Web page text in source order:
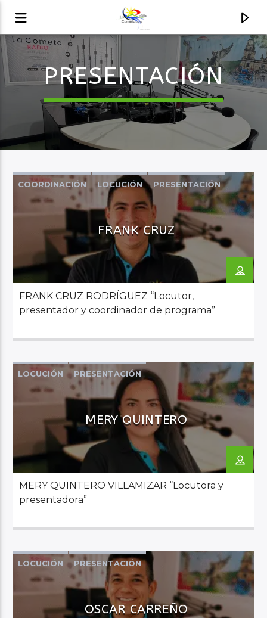
AUDIO EN VIVO
LA COMETA, SEÑALES A CIELO ABIERTO
Audio en Vivo
PRESENTACIÓN
COORDINACIÓN LOCUCIÓN PRESENTACIÓN
FRANK CRUZ
FRANK CRUZ RODRÍGUEZ “Locutor,
presentador y coordinador de programa”
LOCUCIÓN PRESENTACIÓN
MERY QUINTERO
MERY QUINTERO VILLAMIZAR “Locutora y
presentadora”
LOCUCIÓN PRESENTACIÓN
OSCAR CARREÑO